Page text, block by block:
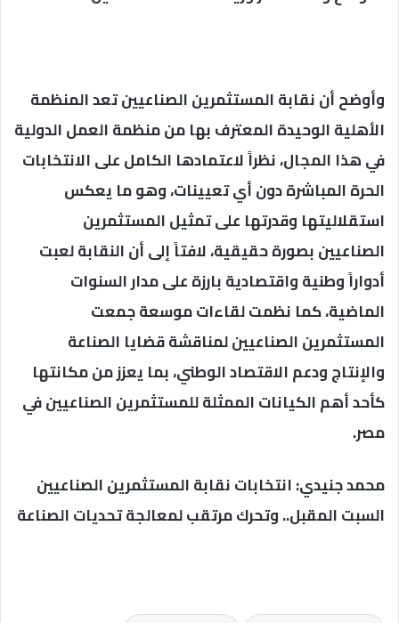
وأوضح أن نقابة المستثمرين الصناعيين تعد المنظمة
الأهلية الوحيدة المعترف بها من منظمة العمل الدولية
في هذا المجال، نظراً لاعتمادها الكامل على الانتخابات
الحرة المباشرة دون أي تعيينات، وهو ما يعكس
استقلاليتها وقدرتها على تمثيل المستثمرين
الصناعيين بصورة حقيقية، لافتاً إلى أن النقابة لعبت
أدواراً وطنية واقتصادية بارزة على مدار السنوات
الماضية، كما نظمت لقاءات موسعة جمعت
المستثمرين الصناعيين لمناقشة قضايا الصناعة
والإنتاج ودعم الاقتصاد الوطني، بما يعزز من مكانتها
كأحد أهم الكيانات الممثلة للمستثمرين الصناعيين في
مصر.
محمد جنيدي: انتخابات نقابة المستثمرين الصناعيين
السبت المقبل.. وتحرك مرتقب لمعالجة تحديات الصناعة